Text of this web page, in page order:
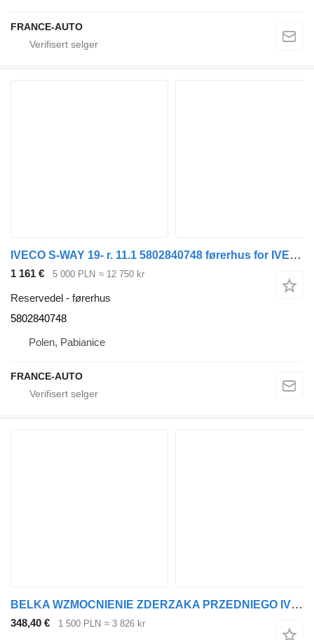
FRANCE-AUTO
IVECO S-WAY 19- r. 11.1 5802840748 førerhus for IVECO S-WAY 19- r. 11.1 trekkvogn for deler
1 161 € 5 000 PLN ≈ 12 750 kr
Reservedel - førerhus
5802840748
Polen, Pabianice
FRANCE-AUTO
BELKA WZMOCNIENIE ZDERZAKA PRZEDNIEGO IVECO S-WAY 19- r. 11.1 5802553831 for IVECO S-WAY 19- r. 11.1 trekkvogn
348,40 € 1 500 PLN ≈ 3 826 kr